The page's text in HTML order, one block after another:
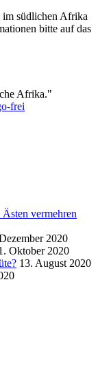
im südlichen Afrika
bitte auf das
Afrika."
vermehren
2020
Oktober 2020
13. August 2020